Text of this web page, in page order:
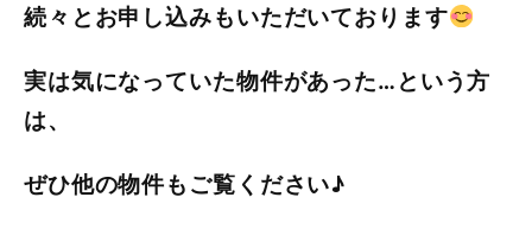
続々とお申し込みもいただいております
実は気になっていた物件があった…という方
は、
ぜひ他の物件もご覧ください♪